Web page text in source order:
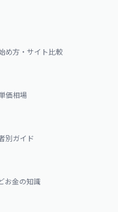
め方・サイト比較
価相場
別ガイド
お金の知識